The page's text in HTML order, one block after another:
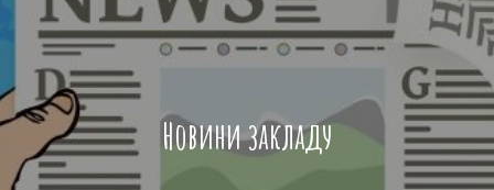
Новини закладу